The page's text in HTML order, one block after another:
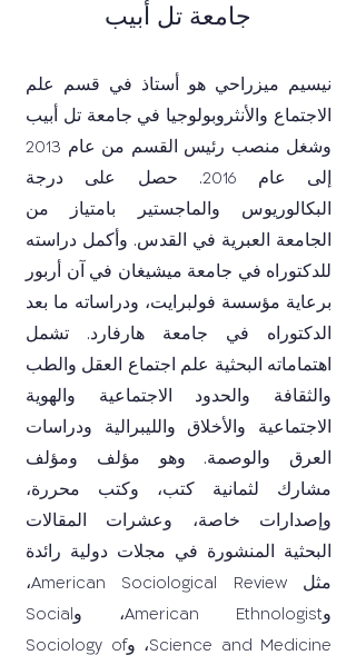
جامعة تل أبيب
نيسيم ميزراحي هو أستاذ في قسم علم
الاجتماع والأنثروبولوجيا في جامعة تل أبيب
وشغل منصب رئيس القسم من عام 2013
إلى عام 2016. حصل على درجة
البكالوريوس والماجستير بامتياز من
الجامعة العبرية في القدس. وأكمل دراسته
للدكتوراه في جامعة ميشيغان في آن أربور
برعاية مؤسسة فولبرايت، ودراساته ما بعد
الدكتوراه في جامعة هارفارد. تشمل
اهتماماته البحثية علم اجتماع العقل والطب
والثقافة والحدود الاجتماعية والهوية
الاجتماعية والأخلاق والليبرالية ودراسات
العرق والوصمة. وهو مؤلف ومؤلف
مشارك لثمانية كتب، وكتب محررة،
وإصدارات خاصة، وعشرات المقالات
البحثية المنشورة في مجلات دولية رائدة
مثل American Sociological Review،
وAmerican Ethnologist، وSocial
Science and Medicine، وSociology of